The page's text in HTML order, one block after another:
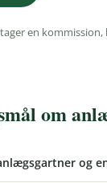
en
om
og